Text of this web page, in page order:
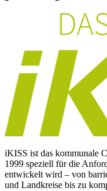
iKISS ist das kommunale
1999 speziell für die
entwickelt wird – von
und Landkreise bis zu